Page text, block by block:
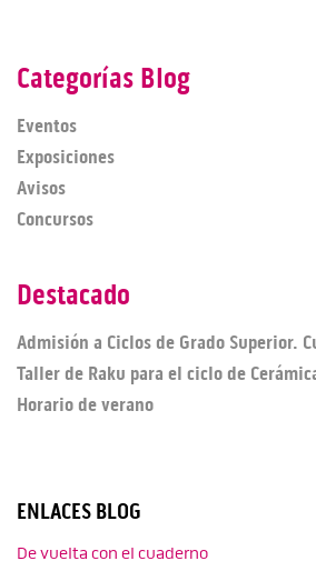
Categorías Blog
Eventos
Exposiciones
Avisos
Concursos
Destacado
Admisión a Ciclos de Grado Superior.
Taller de Raku para el ciclo de
Horario de verano
ENLACES BLOG
De vuelta con el cuaderno